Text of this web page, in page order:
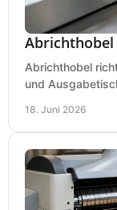
Abrichthobel
und
18. Juni 2026